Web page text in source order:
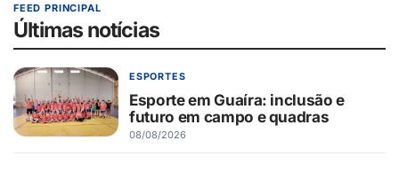
FEED PRINCIPAL
Últimas notícias
ESPORTES
Esporte em Guaíra: inclusão e
futuro em campo e quadras
08/08/2026